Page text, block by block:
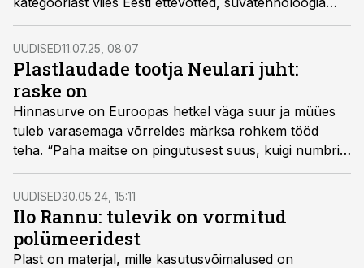
idufirma UP Catalyst lausa kahes kategoorias. Lisaks
anti välja neli eriauhinda, mille kõik võitsid Eesti
ettevõtted.
UUDISED11.07.25, 08:07
Plastlaudade tootja Neulari juht:
raske on
Hinnasurve on Euroopas hetkel väga suur ja müües
tuleb varasemaga võrreldes märksa rohkem tööd
teha. “Paha maitse on pingutusest suus, kuigi numbrid
on samas paremad kui eelmisel või üle-eelmisel
aastal,” kirjeldas Neulari juht Ilo Rannu turuolukorda.
UUDISED30.05.24, 15:11
Ilo Rannu: tulevik on vormitud
polümeeridest
Plast on materjal, mille kasutusvõimalused on